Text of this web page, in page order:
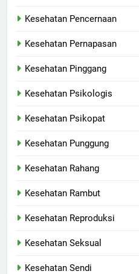
Kesehatan Pencernaan
Kesehatan Pernapasan
Kesehatan Pinggang
Kesehatan Psikologis
Kesehatan Psikopat
Kesehatan Punggung
Kesehatan Rahang
Kesehatan Rambut
Kesehatan Reproduksi
Kesehatan Seksual
Kesehatan Sendi